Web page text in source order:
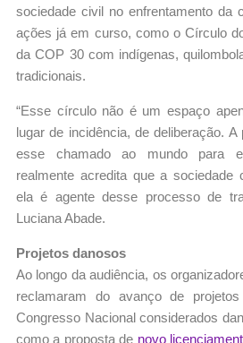
sociedade civil no enfrentamento da
ações já em curso, como o Círculo
da COP 30 com indígenas,
tradicionais.
“Esse círculo não é um espaço
lugar de incidência, de deliberação.
esse chamado ao mundo para
realmente acredita que a sociedade
ela é agente desse processo de
Luciana Abade.
Projetos danosos
Ao longo da audiência, os
reclamaram do avanço de
Congresso Nacional considerados
como a proposta de novo